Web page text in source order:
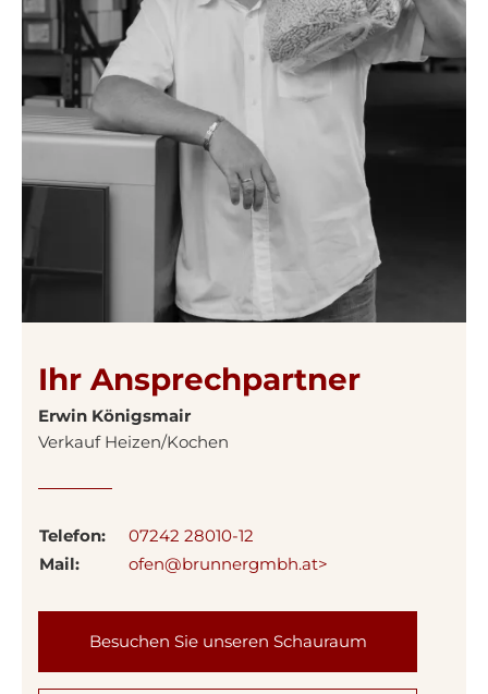
Ihr Ansprechpartner
Erwin Königsmair
Verkauf Heizen/Kochen
Telefon:
07242 28010-12
Mail:
ofen@brunnergmbh.at>
Besuchen Sie unseren Schauraum